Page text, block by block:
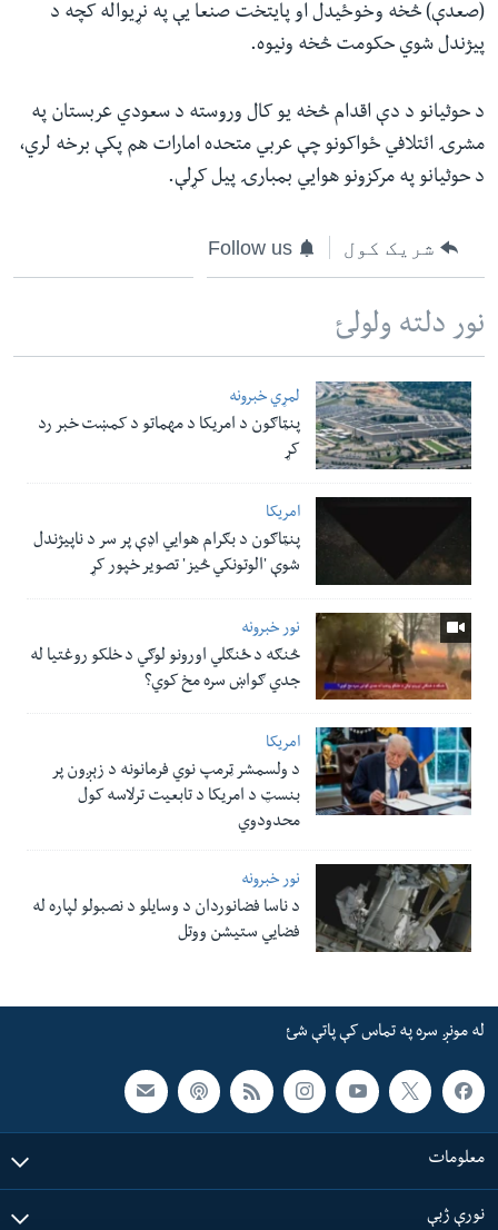
(صعدې) څخه وخوځیدل او پایتخت صنعا یې په نړیواله کچه د
پیژندل شوي حکومت څخه ونیوه.
د حوثیانو د دې اقدام څخه یو کال وروسته د سعودي عربستان په
مشرۍ ائتلافي ځواکونو چې عربي متحده امارات هم پکې برخه لري،
د حوثیانو په مرکزونو هوایي بمبارۍ پیل کړلې.
شریک کول Follow us
نور دلته ولولئ
لمړي خبرونه
پنټاګون د امریکا د مهماتو د کمښت خبر رد
کړ
امریکا
پنټاګون د بګرام هوایي اډې پر سر د ناپيژندل
شوې 'الوتونکي څيز' تصویر خپور کړ
نور خبرونه
څنګه د ځنګلي اورونو لوګي د خلکو روغتیا له
جدي ګواښ سره مخ کوي؟
امریکا
د ولسمشر ټرمپ نوي فرمانونه د زېږون پر
بنسټ د امریکا د تابعیت ترلاسه کول
محدودوي
نور خبرونه
د ناسا فضانوردان د وسایلو د نصبولو لپاره له
فضایي ستیشن ووتل
له مونږ سره په تماس کې پاتې شئ
معلومات
نورې ژبې